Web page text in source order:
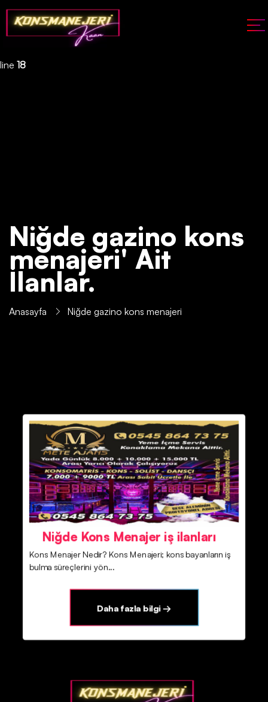
Deprecated: json_decode(): Passing null to parameter #1 ($json)
of type string is deprecated in
/home/konsmenajericom/public_html/api/kontrol/etiket.php
line 18
Niğde gazino kons
menajeri' Ait
İlanlar.
Anasayfa Niğde gazino kons menajeri
Niğde Kons Menajer iş ilanları
Kons Menajer Nedir? Kons Menajeri; kons bayanların iş
bulma süreçlerini yön...
Daha fazla bilgi →